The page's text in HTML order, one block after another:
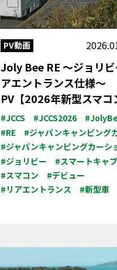
PV動画
Joly Bee RE ～ジョリビ
アエントランス仕様～
PV【2026年新型スマコ
#JCCS #JCCS2026
#RE
#ジャパンキャンピング
#ジャパンキャンピングカーシ
#ジョリビー
#スマートキャ
#スマコン
#デビュー
#リアエントランス
#新型車